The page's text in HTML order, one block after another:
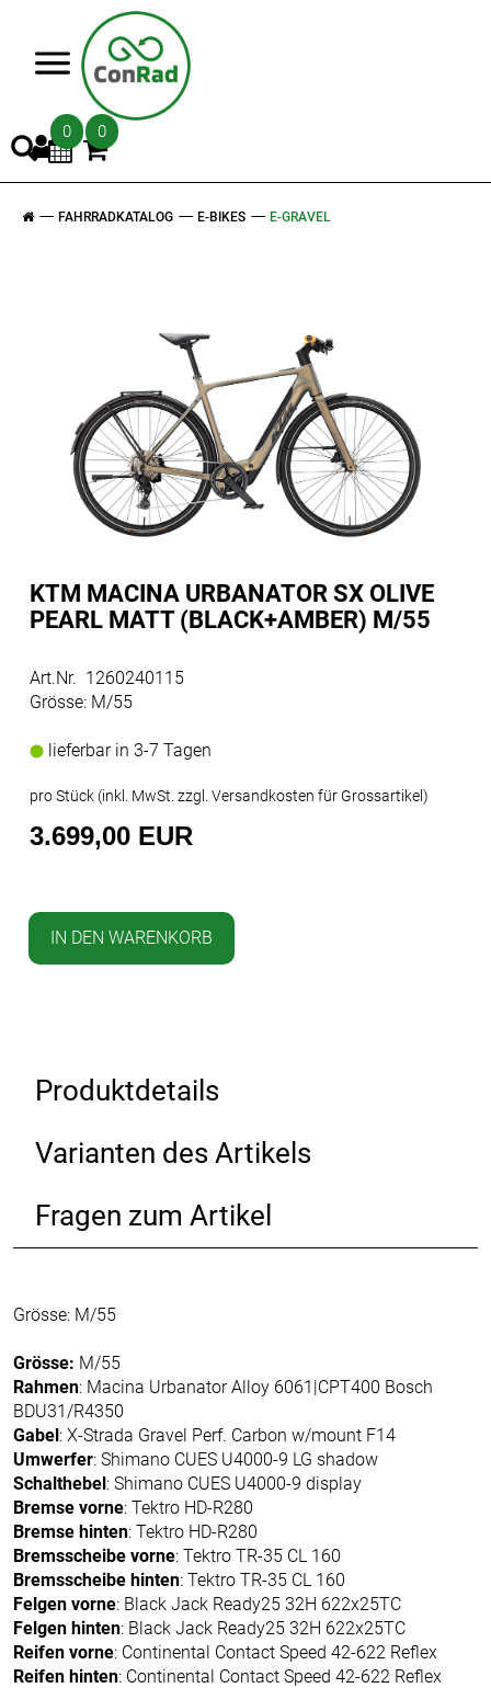
0 0
FAHRRADKATALOG E-BIKES E-GRAVEL
KTM MACINA URBANATOR SX OLIVE
PEARL MATT (BLACK+AMBER) M/55
Art.Nr. 1260240115
Grösse: M/55
lieferbar in 3-7 Tagen
pro Stück (inkl. MwSt. zzgl. Versandkosten für Grossartikel)
3.699,00 EUR
IN DEN WARENKORB
Produktdetails
Varianten des Artikels
Fragen zum Artikel
Grösse: M/55
Grösse: M/55
Rahmen: Macina Urbanator Alloy 6061|CPT400 Bosch
BDU31/R4350
Gabel: X-Strada Gravel Perf. Carbon w/mount F14
Umwerfer: Shimano CUES U4000-9 LG shadow
Schalthebel: Shimano CUES U4000-9 display
Bremse vorne: Tektro HD-R280
Bremse hinten: Tektro HD-R280
Bremsscheibe vorne: Tektro TR-35 CL 160
Bremsscheibe hinten: Tektro TR-35 CL 160
Felgen vorne: Black Jack Ready25 32H 622x25TC
Felgen hinten: Black Jack Ready25 32H 622x25TC
Reifen vorne: Continental Contact Speed 42-622 Reflex
Reifen hinten: Continental Contact Speed 42-622 Reflex